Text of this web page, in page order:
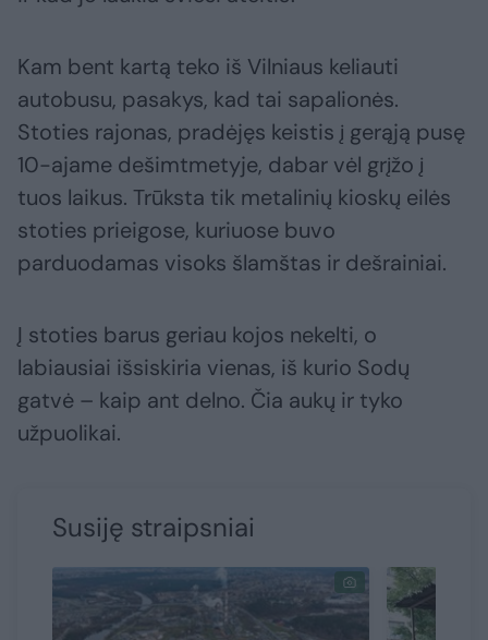
Kam bent kartą teko iš Vilniaus keliauti
autobusu, pasakys, kad tai sapalionės.
Stoties rajonas, pradėjęs keistis į gerąją pusę
10-ajame dešimtmetyje, dabar vėl grįžo į
tuos laikus. Trūksta tik metalinių kioskų eilės
stoties prieigose, kuriuose buvo
parduodamas visoks šlamštas ir dešrainiai.
Į stoties barus geriau kojos nekelti, o
labiausiai išsiskiria vienas, iš kurio Sodų
gatvė – kaip ant delno. Čia aukų ir tyko
užpuolikai.
Susiję straipsniai